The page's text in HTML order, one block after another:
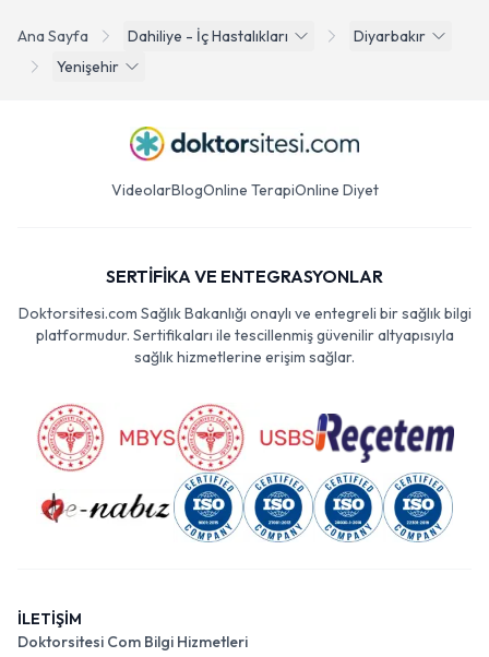
Ana Sayfa Dahiliye - İç Hastalıkları
Diyarbakır
Yenişehir
VideolarBlogOnline TerapiOnline Diyet
SERTİFİKA VE ENTEGRASYONLAR
Doktorsitesi.com Sağlık Bakanlığı onaylı ve entegreli bir sağlık bilgi
platformudur. Sertifikaları ile tescillenmiş güvenilir altyapısıyla
sağlık hizmetlerine erişim sağlar.
İLETİŞİM
Doktorsitesi Com Bilgi Hizmetleri